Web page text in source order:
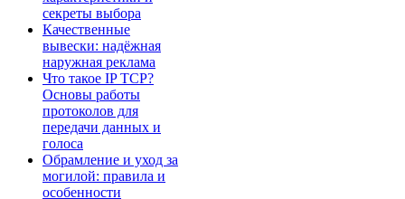
секреты выбора
Качественные
вывески: надёжная
наружная реклама
Что такое IP TCP?
Основы работы
протоколов для
передачи данных и
голоса
Обрамление и уход за
могилой: правила и
особенности